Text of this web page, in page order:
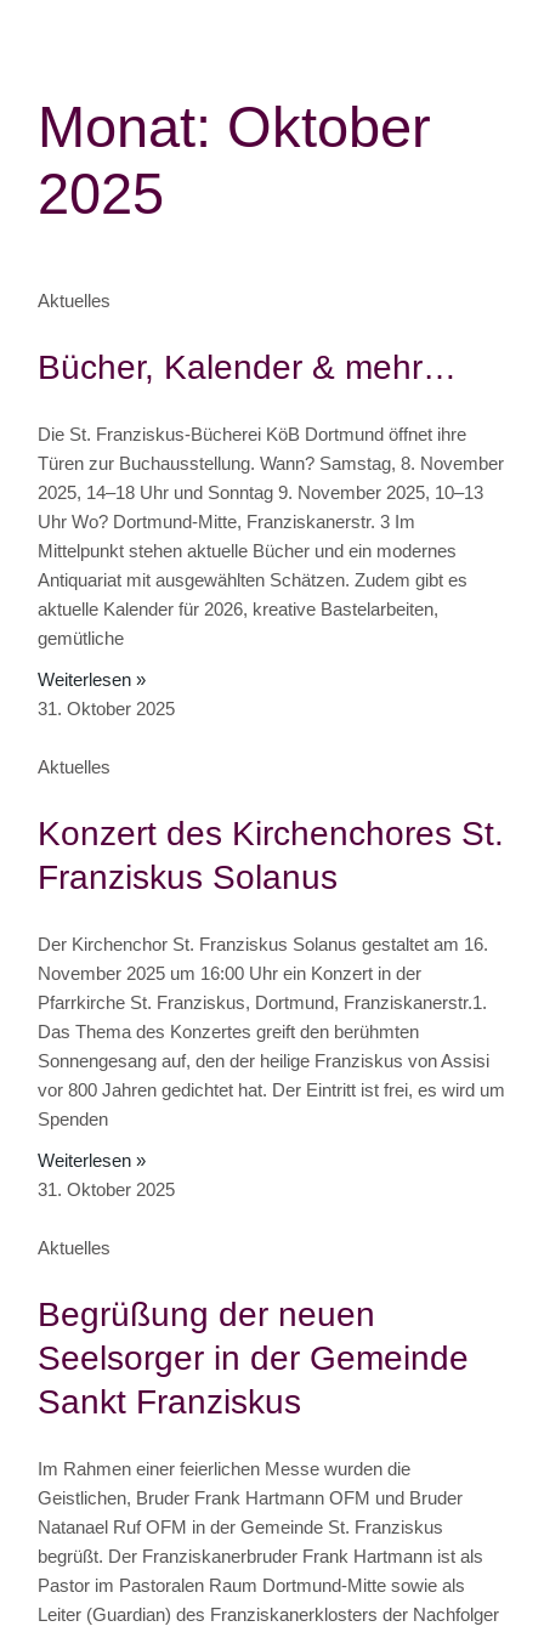
Monat: Oktober
2025
Aktuelles
Bücher, Kalender & mehr…
Die St. Franziskus-Bücherei KöB Dortmund öffnet ihre
Türen zur Buchausstellung. Wann? Samstag, 8. November
2025, 14–18 Uhr und Sonntag 9. November 2025, 10–13
Uhr Wo? Dortmund-Mitte, Franziskanerstr. 3 Im
Mittelpunkt stehen aktuelle Bücher und ein modernes
Antiquariat mit ausgewählten Schätzen. Zudem gibt es
aktuelle Kalender für 2026, kreative Bastelarbeiten,
gemütliche
Weiterlesen »
31. Oktober 2025
Aktuelles
Konzert des Kirchenchores St.
Franziskus Solanus
Der Kirchenchor St. Franziskus Solanus gestaltet am 16.
November 2025 um 16:00 Uhr ein Konzert in der
Pfarrkirche St. Franziskus, Dortmund, Franziskanerstr.1.
Das Thema des Konzertes greift den berühmten
Sonnengesang auf, den der heilige Franziskus von Assisi
vor 800 Jahren gedichtet hat. Der Eintritt ist frei, es wird um
Spenden
Weiterlesen »
31. Oktober 2025
Aktuelles
Begrüßung der neuen
Seelsorger in der Gemeinde
Sankt Franziskus
Im Rahmen einer feierlichen Messe wurden die
Geistlichen, Bruder Frank Hartmann OFM und Bruder
Natanael Ruf OFM in der Gemeinde St. Franziskus
begrüßt. Der Franziskanerbruder Frank Hartmann ist als
Pastor im Pastoralen Raum Dortmund-Mitte sowie als
Leiter (Guardian) des Franziskanerklosters der Nachfolger